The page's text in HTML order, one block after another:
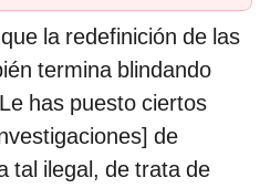
la redefinición de las
termina blindando
has puesto ciertos
de
tal ilegal, de trata de